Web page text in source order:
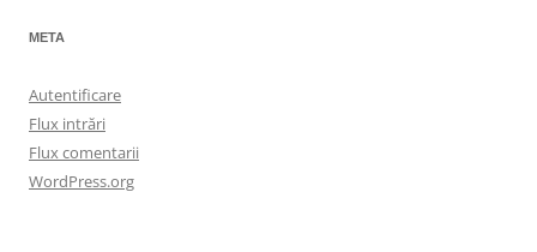
META
Autentificare
Flux intrări
Flux comentarii
WordPress.org